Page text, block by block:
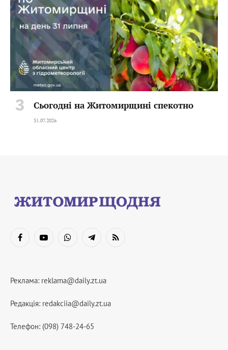
Сьогодні на Житомирщині спекотно
31.07.2026
FacebookYouTubeWhatsAppTelegramRSS
Реклама: reklama@daily.zt.ua
Редакція: redakciia@daily.zt.ua
Телефон: (098) 748-24-65